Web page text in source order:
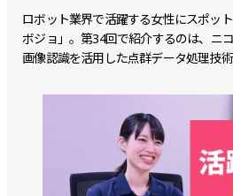
ロボット業界で活躍する女性にスポッ
ボジョ」。第34回で紹介するのは、ニ
画像認識を活用した点群データ処理技